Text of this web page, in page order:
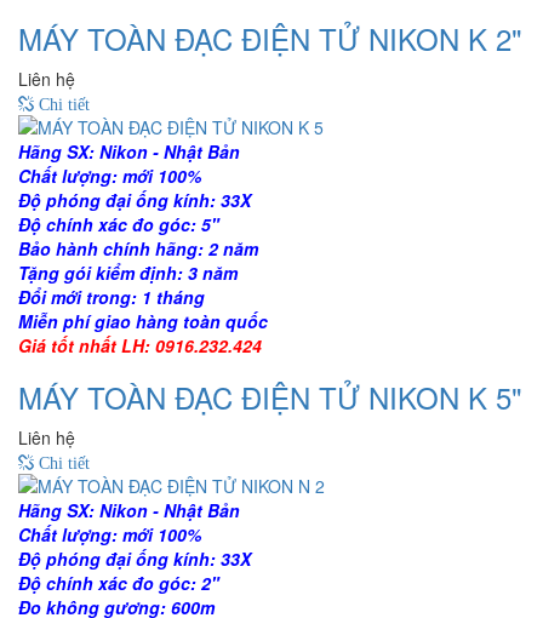
MÁY TOÀN ĐẠC ĐIỆN TỬ NIKON K 2"
Liên hệ
Chi tiết
Hãng SX: Nikon - Nhật Bản
Chất lượng: mới 100%
Độ phóng đại ống kính: 33X
Độ chính xác đo góc: 5"
Bảo hành chính hãng: 2 năm
Tặng gói kiểm định: 3 năm
Đổi mới trong: 1 tháng
Miễn phí giao hàng toàn quốc
Giá tốt nhất LH: 0916.232.424
MÁY TOÀN ĐẠC ĐIỆN TỬ NIKON K 5"
Liên hệ
Chi tiết
Hãng SX: Nikon - Nhật Bản
Chất lượng: mới 100%
Độ phóng đại ống kính: 33X
Độ chính xác đo góc: 2"
Đo không gương: 600m